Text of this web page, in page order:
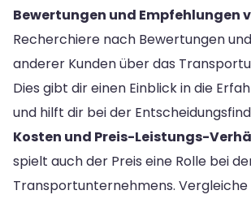
Bewertungen und Empfehlungen
Recherchiere nach Bewertungen
anderer Kunden über das
Dies gibt dir einen Einblick in die
und hilft dir bei der
Kosten und Preis-Leistungs-
spielt auch der Preis eine Rolle bei
Transportunternehmens. Vergleiche